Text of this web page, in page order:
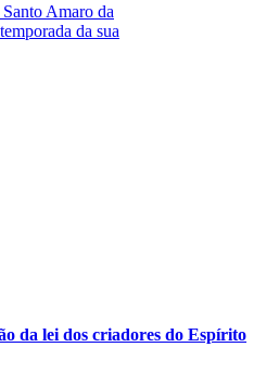
Amaro da
da sua
da lei dos criadores do Espírito